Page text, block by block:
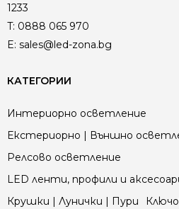
1233
T: 0888 065 970
E: sales@led-zona.bg
КАТЕГОРИИ
Интериорно осветление
Екстериорно | Външно
Релсово осветление
LED ленти, профили и
Крушки | Лунички | Пури